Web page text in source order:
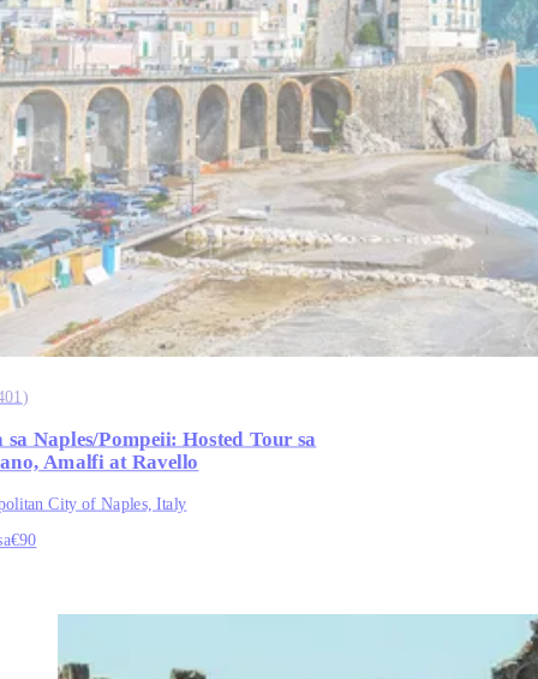
)
sa Naples/Pompeii: Hosted Tour sa
Amalfi at Ravello
City of Naples, Italy
€90